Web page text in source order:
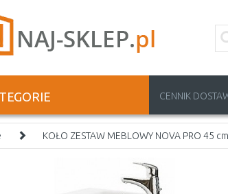
CENNIK
KOŁO ZESTAW MEBLOWY NOVA PRO 45